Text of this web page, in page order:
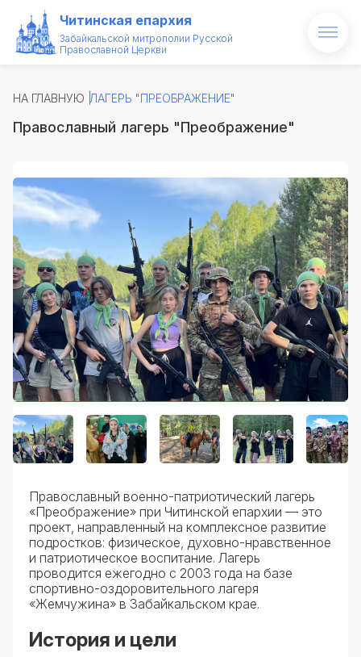
Читинская епархия
Забайкальской митрополии Русской
Православной Церкви
О епархии
Новости
Проекты
Образование
Святые и святыни
Контакты
НА ГЛАВНУЮ ЛАГЕРЬ "ПРЕОБРАЖЕНИЕ"
Православный лагерь "Преображение"
Православный военно-патриотический лагерь
«Преображение» при Читинской епархии — это
проект, направленный на комплексное развитие
подростков: физическое, духовно-нравственное
и патриотическое воспитание. Лагерь
проводится ежегодно с 2003 года на базе
спортивно-оздоровительного лагеря
«Жемчужина» в Забайкальском крае.
История и цели